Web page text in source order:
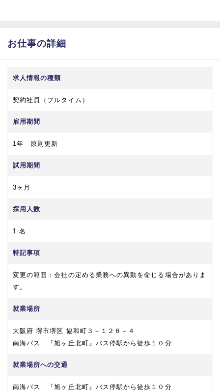
お仕事の詳細
求人情報の種類
契約社員（フルタイム）
雇用期間
1年 原則更新
試用期間
3ヶ月
採用人数
1 名
特記事項
変更の範囲：会社の定める業務への異動を命じる場合がありま
す。
就業場所
大阪府 堺市堺区 協和町３－１２８－４
南海バス 『旭ヶ丘北町』バス停駅から徒歩１０分
就業場所への交通
南海バス 『旭ヶ丘北町』バス停駅から徒歩１０分